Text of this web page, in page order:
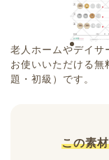
老人ホームやデイサ
お使いいただける無
題・初級）です。
この素材